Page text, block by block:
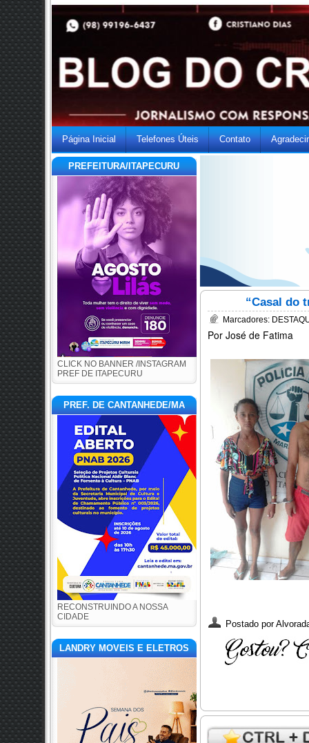
Página Inicial Telefones Úteis Contato
PREFEITURA/ITAPECURU
CLICK NO BANNER /INSTAGRAM
PREF DE ITAPECURU
PREF. DE CANTANHEDE/MA
RECONSTRUINDO A NOSSA
CIDADE
LANDRY MOVEIS E ELETROS
“Casal do
Marcadores:
Por José de Fatima
Postado por